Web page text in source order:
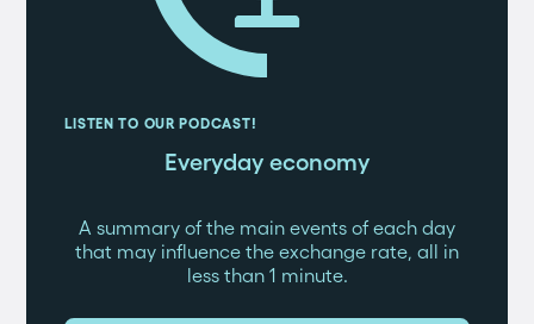
LISTEN TO OUR PODCAST!
Everyday economy
A summary of the main events of each day
that may influence the exchange rate, all in
less than 1 minute.